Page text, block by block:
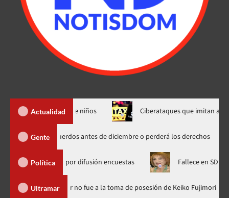
Actualidad
el interés de niños Ciberataques que imitan aerolíneas
Gente
Warner Bros. debe cerrar acuerdos antes de diciembre o perderá los
Política
Media por difusión encuestas Fallece en SD la abogada
Ultramar Luis Abinader no fue a la toma de posesión de Keiko